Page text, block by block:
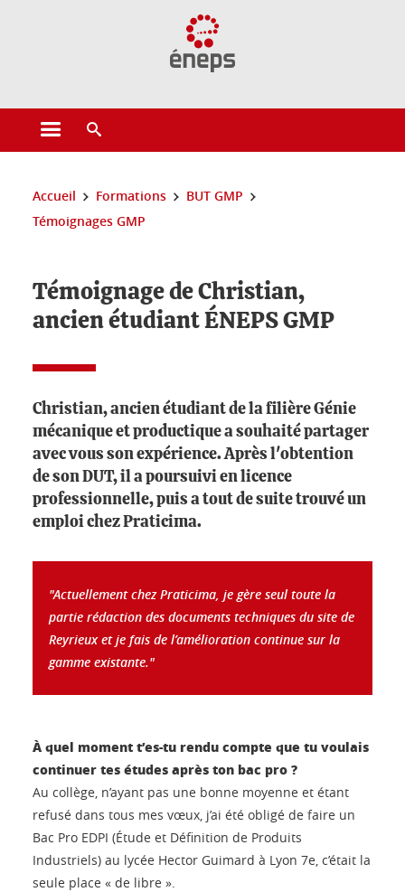
Ouvrir le menu principal
Vous êtes ici :
Accueil Formations
BUT GMP
Témoignages GMP
Témoignage de Christian,
ancien étudiant ÉNEPS GMP
Christian, ancien étudiant de la filière Génie
mécanique et productique a souhaité partager
avec vous son expérience. Après l'obtention
de son DUT, il a poursuivi en licence
professionnelle, puis a tout de suite trouvé un
emploi chez Praticima.
"Actuellement chez Praticima, je gère seul toute la
partie rédaction des documents techniques du site de
Reyrieux et je fais de l’amélioration continue sur la
gamme existante."
À quel moment t’es-tu rendu compte que tu voulais
continuer tes études après ton bac pro ?
Au collège, n’ayant pas une bonne moyenne et étant
refusé dans tous mes vœux, j’ai été obligé de faire un
Bac Pro EDPI (Étude et Définition de Produits
Industriels) au lycée Hector Guimard à Lyon 7e, c’était la
seule place « de libre ».